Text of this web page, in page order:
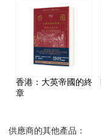
香港：大英帝國的終
章
供應商的其他產品：